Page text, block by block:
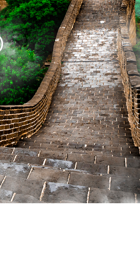
Services de retouche de bijoux Données